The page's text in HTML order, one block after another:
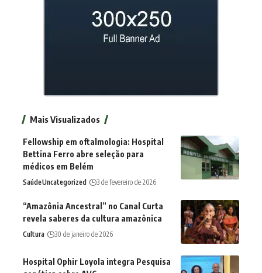
Mais Visualizados
Fellowship em oftalmologia: Hospital
Bettina Ferro abre seleção para
médicos em Belém
SaúdeUncategorized 3 de fevereiro de 2026
“Amazônia Ancestral” no Canal Curta
revela saberes da cultura amazônica
Cultura 30 de janeiro de 2026
Hospital Ophir Loyola integra Pesquisa